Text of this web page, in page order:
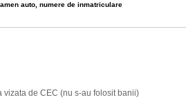
auto, numere de inmatriculare
vizata de CEC (nu s-au folosit banii)